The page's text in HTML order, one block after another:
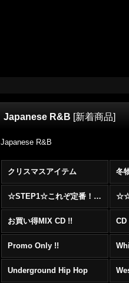
Japanese R&B [新着商品]
Japanese R&B
クリスマスアイテム 冬
☆STEP1☆これぞ定番！！まずはここから！2000年代R&BフロアヒットBest 100 !!!
お買い得MIX CD !!
Promo Only !!
Underground Hip Hop